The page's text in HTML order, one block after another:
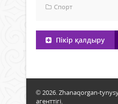
Спорт
Пікір қалдыру
© 2026. Zhanaqorgan-
агенттігі.